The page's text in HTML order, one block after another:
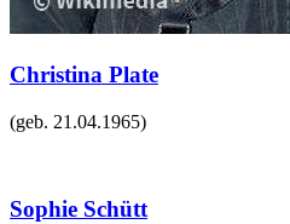
Christina Plate
(geb. 21.04.1965)
Sophie Schütt